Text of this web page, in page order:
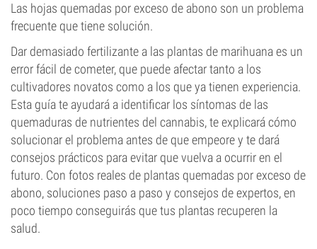
Las hojas quemadas por exceso de abono son un problema
frecuente que tiene solución.
Dar demasiado fertilizante a las plantas de marihuana es un
error fácil de cometer, que puede afectar tanto a los
cultivadores novatos como a los que ya tienen experiencia.
Esta guía te ayudará a identificar los síntomas de las
quemaduras de nutrientes del cannabis, te explicará cómo
solucionar el problema antes de que empeore y te dará
consejos prácticos para evitar que vuelva a ocurrir en el
futuro. Con fotos reales de plantas quemadas por exceso de
abono, soluciones paso a paso y consejos de expertos, en
poco tiempo conseguirás que tus plantas recuperen la
salud.